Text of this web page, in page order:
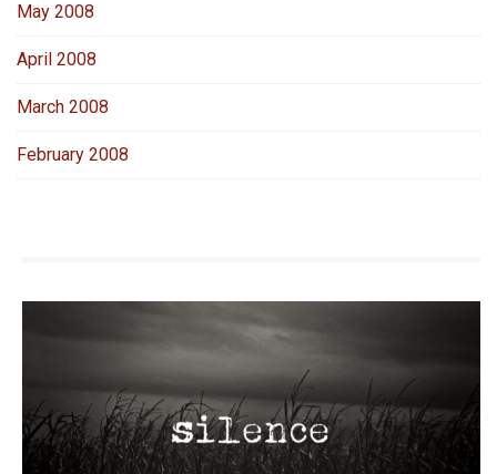
May 2008
April 2008
March 2008
February 2008